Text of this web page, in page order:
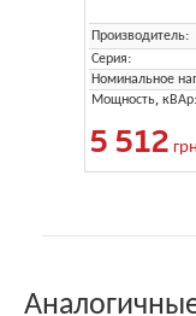
Производитель:
Серия:
Номинальное
Мощность, кВАр:
5 512 грн